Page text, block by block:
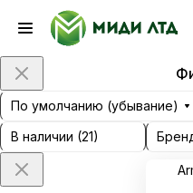
По умолчанию (убывание)
В наличии (21)